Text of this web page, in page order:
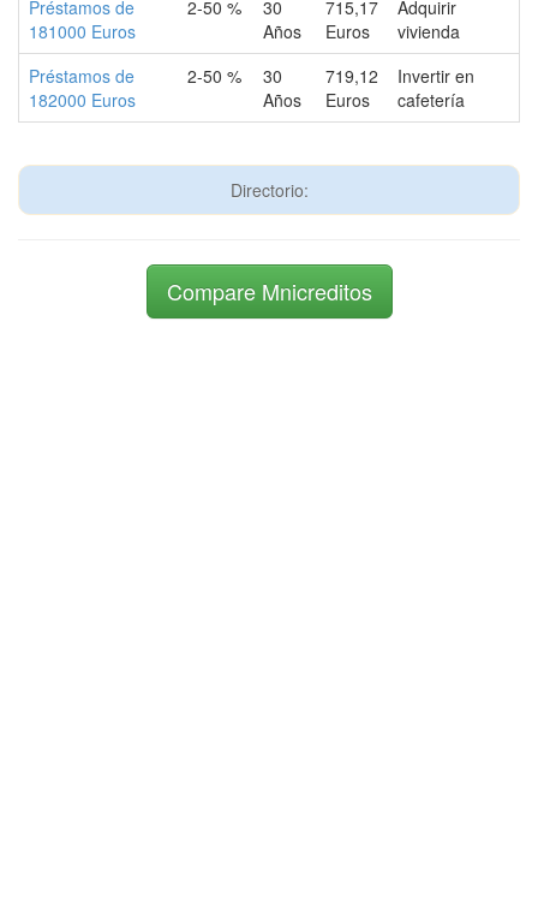
Préstamos de
181000 Euros
2-50 %
30
Años
715,17
Euros
Adquirir
vivienda
Préstamos de
182000 Euros
2-50 %
30
Años
719,12
Euros
Invertir en
cafetería
Directorio:
Compare Mnicreditos